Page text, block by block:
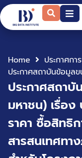
Home
ประกาศก
ประกาศสถา
มหาชน) เรื่อง
ราคา ซื้อสิทธิ
สารสนเทศท